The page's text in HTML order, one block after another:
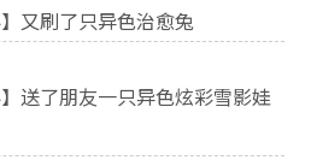
】又刷了只异色治愈兔
】送了朋友一只异色炫彩雪影娃